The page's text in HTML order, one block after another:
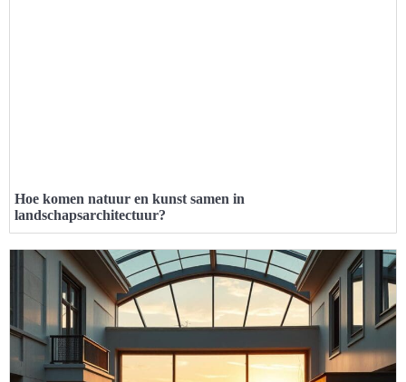
Hoe komen natuur en kunst samen in
landschapsarchitectuur?